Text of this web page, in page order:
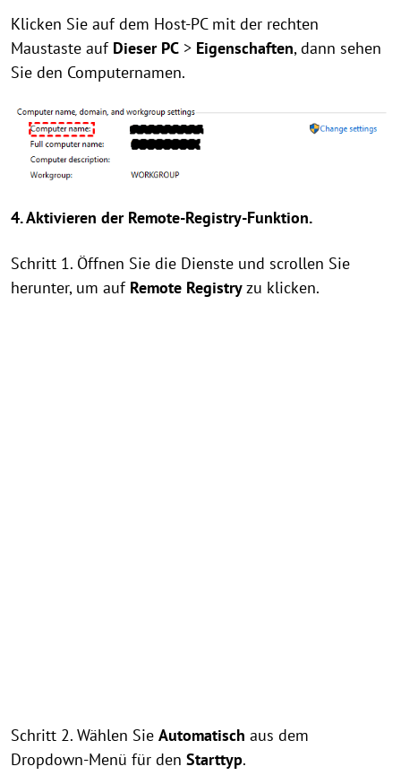
Klicken Sie auf dem Host-PC mit der rechten
Maustaste auf Dieser PC > Eigenschaften, dann sehen
Sie den Computernamen.
4. Aktivieren der Remote-Registry-Funktion.
Schritt 1. Öffnen Sie die Dienste und scrollen Sie
herunter, um auf Remote Registryzu klicken.
Schritt 2. Wählen Sie Automatisch aus dem
Dropdown-Menü für den Starttyp.